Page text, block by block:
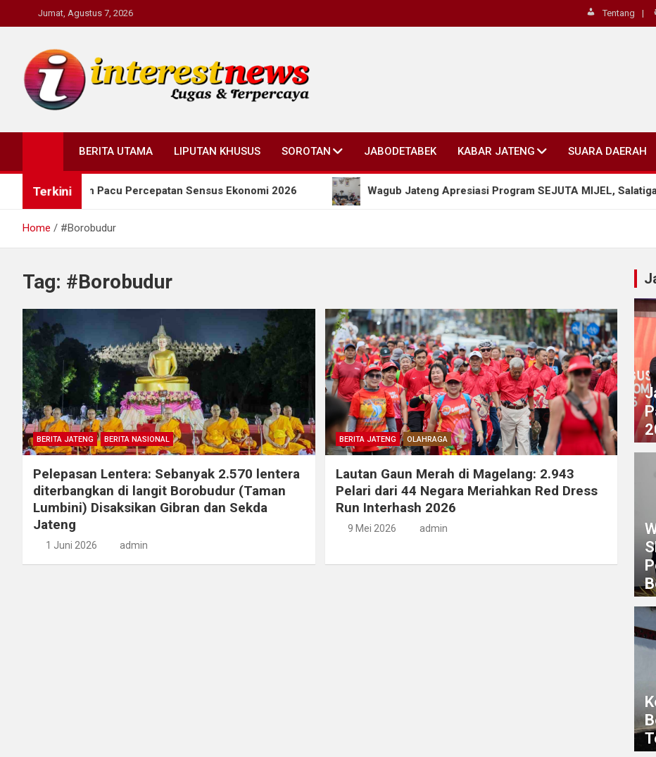
to
Jumat, Agustus 7, 2026 Tentang
Interestnews.or.id
BERITA UTAMA LIPUTAN KHUSUS SOROTAN JABODETABEK KABAR JATENG SUARA DAERAH
Terkini
Taj Yasin Pacu Percepatan Sensus Ekonomi 2026 Wagub Jateng Apresiasi Program SEJUTA MIJEL, Salatiga
Home #Borobudur
Tag: #Borobudur
BERITA JATENG BERITA NASIONAL
Pelepasan Lentera: Sebanyak 2.570 lentera
diterbangkan di langit Borobudur (Taman
Lumbini) Disaksikan Gibran dan Sekda
Jateng
1 Juni 2026 admin
BERITA JATENG OLAHRAGA
Lautan Gaun Merah di Magelang: 2.943
Pelari dari 44 Negara Meriahkan Red Dress
Run Interhash 2026
9 Mei 2026 admin